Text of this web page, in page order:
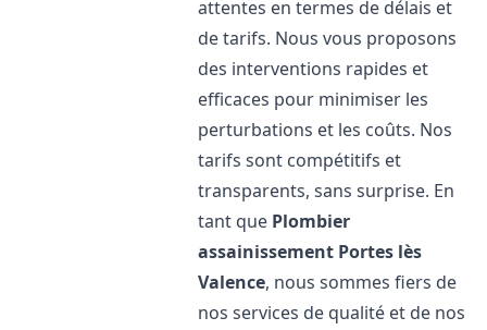
attentes en termes de délais et
de tarifs. Nous vous proposons
des interventions rapides et
efficaces pour minimiser les
perturbations et les coûts. Nos
tarifs sont compétitifs et
transparents, sans surprise. En
tant que Plombier
assainissement Portes lès
Valence, nous sommes fiers de
nos services de qualité et de nos